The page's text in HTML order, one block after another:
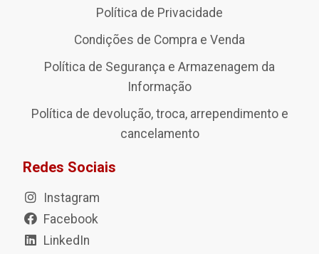
Política de Privacidade
Condições de Compra e Venda
Política de Segurança e Armazenagem da
Informação
Política de devolução, troca, arrependimento e
cancelamento
Redes Sociais
Instagram
Facebook
LinkedIn